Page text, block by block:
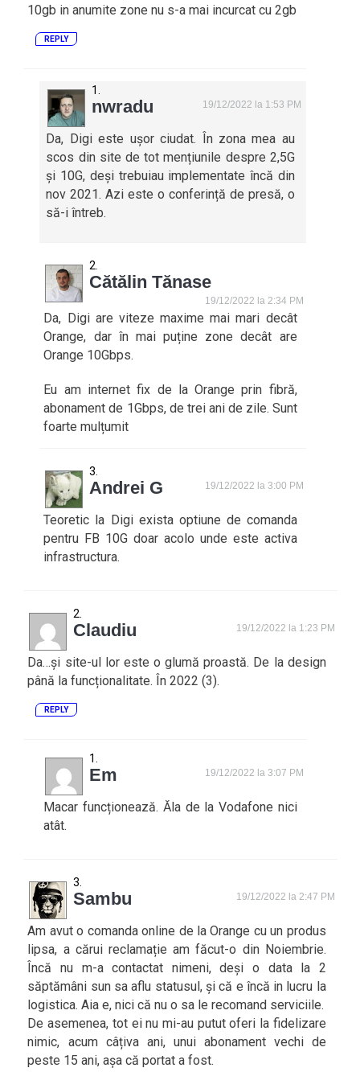
10gb in anumite zone nu s-a mai incurcat cu 2gb
REPLY
nwradu 19/12/2022 la 1:53 PM
Da, Digi este ușor ciudat. În zona mea au
scos din site de tot mențiunile despre 2,5G
și 10G, deși trebuiau implementate încă din
nov 2021. Azi este o conferință de presă, o
să-i întreb.
Cătălin Tănase
19/12/2022 la 2:34 PM
Da, Digi are viteze maxime mai mari decât
Orange, dar în mai puține zone decât are
Orange 10Gbps.
Eu am internet fix de la Orange prin fibră,
abonament de 1Gbps, de trei ani de zile. Sunt
foarte mulțumit
Andrei G 19/12/2022 la 3:00 PM
Teoretic la Digi exista optiune de comanda
pentru FB 10G doar acolo unde este activa
infrastructura.
Claudiu 19/12/2022 la 1:23 PM
Da…și site-ul lor este o glumă proastă. De la design
până la funcționalitate. În 2022 (3).
REPLY
Em 19/12/2022 la 3:07 PM
Macar funcționează. Ăla de la Vodafone nici
atât.
Sambu 19/12/2022 la 2:47 PM
Am avut o comanda online de la Orange cu un produs
lipsa, a cărui reclamație am făcut-o din Noiembrie.
Încă nu m-a contactat nimeni, deși o data la 2
săptămâni sun sa aflu statusul, și că e încă in lucru la
logistica. Aia e, nici că nu o sa le recomand serviciile.
De asemenea, tot ei nu mi-au putut oferi la fidelizare
nimic, acum câțiva ani, unui abonament vechi de
peste 15 ani, așa că portat a fost.